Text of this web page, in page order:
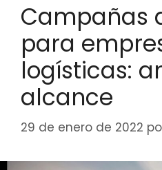
Campañas
para
logísticas:
alcance
29 de enero de 2022